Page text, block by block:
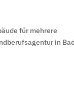
für mehrere
in